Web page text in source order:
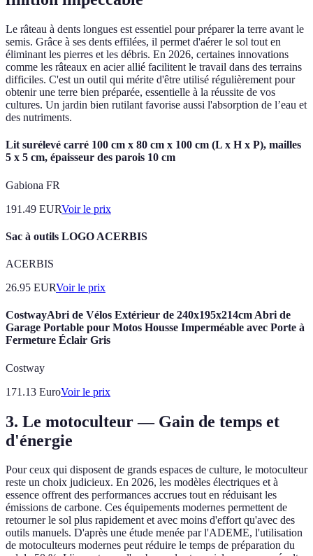
Le râteau à dents longues est essentiel pour préparer la terre avant le
semis. Grâce à ses dents effilées, il permet d'aérer le sol tout en
éliminant les pierres et les débris. En 2026, certaines innovations
comme les râteaux en acier allié facilitent le travail dans des terrains
difficiles. C'est un outil qui mérite d'être utilisé régulièrement pour
obtenir une terre bien préparée, essentielle à la réussite de vos
cultures. Un jardin bien rutilant favorise aussi l'absorption de l’eau et
des nutriments.
Lit surélevé carré 100 cm x 80 cm x 100 cm (L x H x P), mailles
5 x 5 cm, épaisseur des parois 10 cm
Gabiona FR
191.49 EURVoir le prix
Sac à outils LOGO ACERBIS
ACERBIS
26.95 EURVoir le prix
CostwayAbri de Vélos Extérieur de 240x195x214cm Abri de
Garage Portable pour Motos Housse Imperméable avec Porte à
Fermeture Éclair Gris
Costway
171.13 EuroVoir le prix
3. Le motoculteur — Gain de temps et
d'énergie
Pour ceux qui disposent de grands espaces de culture, le motoculteur
reste un choix judicieux. En 2026, les modèles électriques et à
essence offrent des performances accrues tout en réduisant les
émissions de carbone. Ces équipements modernes permettent de
retourner le sol plus rapidement et avec moins d'effort qu'avec des
outils manuels. D'après une étude menée par l'ADEME, l'utilisation
de motoculteurs modernes peut réduire le temps de préparation du